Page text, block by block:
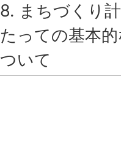
8. まちづくり
たっての基本
ついて